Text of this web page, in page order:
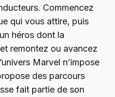
Commencez
qui vous attire, puis
héros dont la
remontez ou avancez
Marvel n’impose
des parcours
fait partie de son